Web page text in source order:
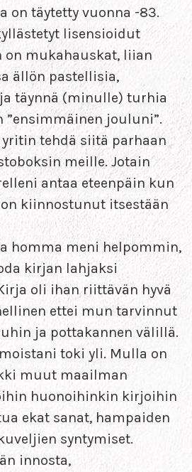
on täytetty vuonna -83.
lisensioidut
on mukahauskat, liian
ällön pastellisia,
täynnä (minulle) turhia
jouluni”.
tehdä siitä parhaan
meille. Jotain
antaa eteenpäin kun
kiinnostunut itsestään
homma meni helpommin,
kirjan lahjaksi
oli ihan riittävän hyvä
ettei mun tarvinnut
ja pottakannen välillä.
toki yli. Mulla on
muut maailman
huonoihinkin kirjoihin
ekat sanat, hampaiden
syntymiset.
innosta,